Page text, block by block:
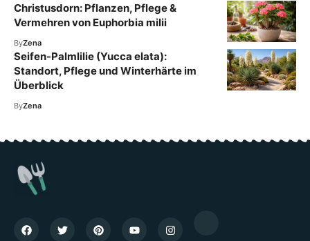
Christusdorn: Pflanzen, Pflege &
Vermehren von Euphorbia milii
ByZena
Seifen-Palmlilie (Yucca elata):
Standort, Pflege und Winterhärte im
Überblick
ByZena